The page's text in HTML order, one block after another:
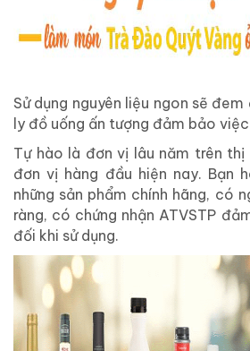
Sử dụng nguyên liệu ngon sẽ đem
ly đồ uống ấn tượng đảm bảo
Tự hào là đơn vị lâu năm trên thị
đơn vị hàng đầu hiện nay. Bạn
những sản phẩm chính hãng, có
ràng, có chứng nhận ATVSTP
đối khi sử dụng.